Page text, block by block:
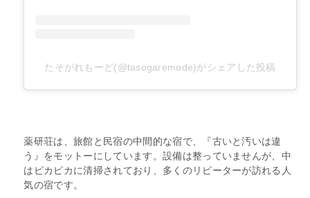
たそがれもーど(@tasogaremode)がシェアした投稿
薬研荘は、旅館と民宿の中間的な宿で、『古いと汚いは違
う』をモットーにしています。設備は整っていませんが、中
はピカピカに清掃されており、多くのリピーターが訪れる人
気の宿です。